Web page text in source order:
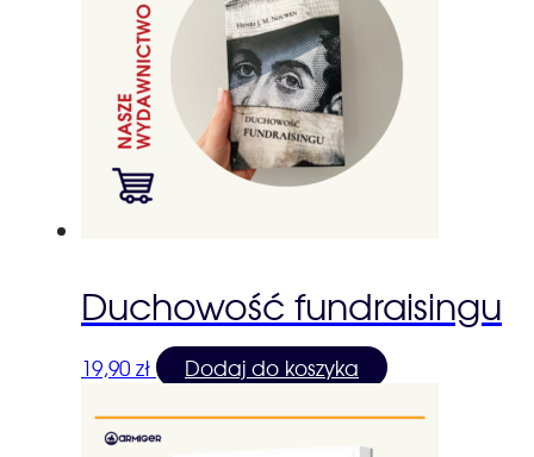
Duchowość fundraisingu
19,90 zł Dodaj do koszyka